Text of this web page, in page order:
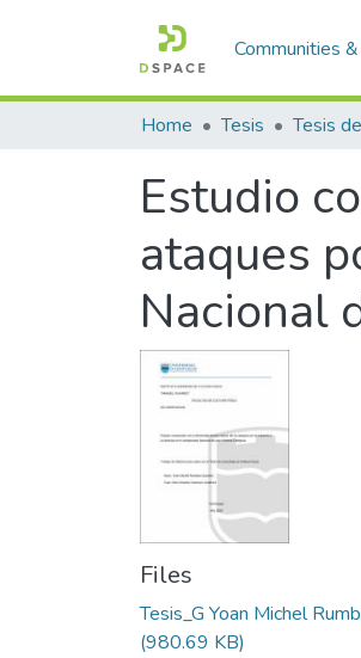
Communities
Home Tesis Tesis
Estudio
ataques
Nacional
Files
Tesis_G Yoan Michel
(980.69 KB)